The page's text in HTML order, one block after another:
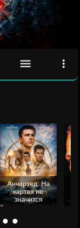
Анчартед: На
картах не
значится